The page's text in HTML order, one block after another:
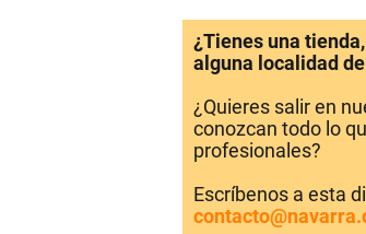
¿Tienes una
alguna localidad
¿Quieres salir en
conozcan todo lo
profesionales?
Escríbenos a esta